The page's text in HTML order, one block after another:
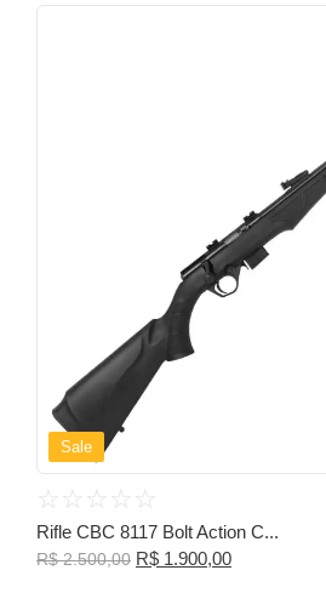
Sale
☆ ☆ ☆ ☆ ☆
Rifle CBC 8117 Bolt Action C...
R$2.500,00 R$ 1.900,00